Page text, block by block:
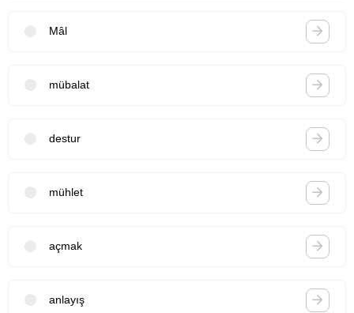
Mâl
mübalat
destur
mühlet
açmak
anlayış